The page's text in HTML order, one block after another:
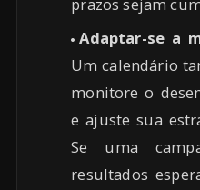
Adaptar-se a
Um calendário
monitore o
e ajuste sua
Se uma
resultados